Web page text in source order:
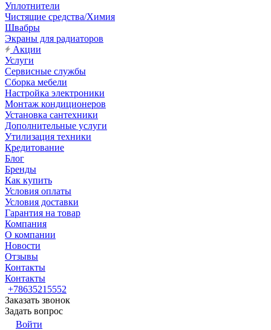
Уплотнители
Чистящие средства/Химия
Швабры
Экраны для радиаторов
Акции
Услуги
Сервисные службы
Сборка мебели
Настройка электроники
Монтаж кондиционеров
Установка сантехники
Дополнительные услуги
Утилизация техники
Кредитование
Блог
Бренды
Как купить
Условия оплаты
Условия доставки
Гарантия на товар
Компания
О компании
Новости
Отзывы
Контакты
Контакты
+78635215552
Заказать звонок
Задать вопрос
Войти